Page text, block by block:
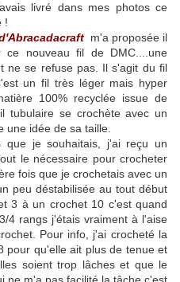
livré dans mes photos ce
!
m'a proposée il
nouveau fil de DMC....une
ne se refuse pas. Il s'agit du fil
un fil très léger mais hyper
100% recyclée issue de
tubulaire se crochète avec un
une idée de sa taille.
que je souhaitais, j'ai reçu un
le nécessaire pour crocheter
fois que je crochetais avec un
peu déstabilisée au tout début
3 à un crochet 10 c'est quand
4 rangs j'étais vraiment à l'aise
Pour info, j'ai crocheté la
pour qu'elle ait plus de tenue et
soient trop lâches et que le